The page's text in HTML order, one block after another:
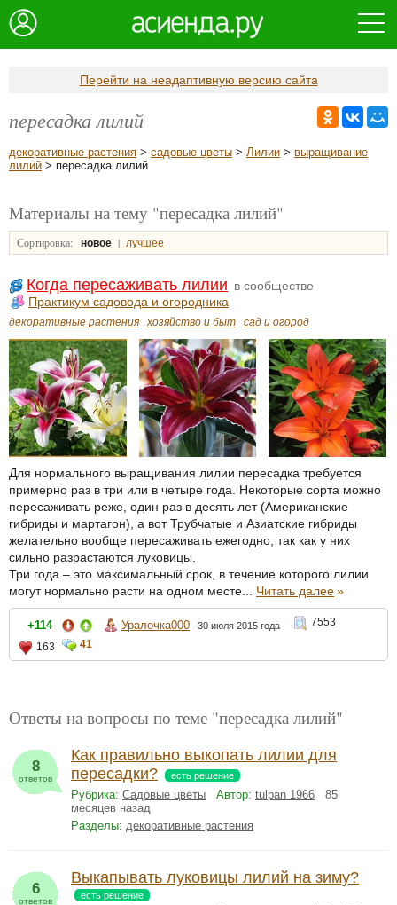
Перейти на неадаптивную версию сайта
пересадка лилий
декоративные растения > садовые цветы > Лилии > выращивание
лилий > пересадка лилий
Материалы на тему "пересадка лилий"
Сортировка: новое | лучшее
Когда пересаживать лилии в сообществе
Практикум садовода и огородника
декоративные растения хозяйство и быт сад и огород
Для нормального выращивания лилии пересадка требуется
примерно раз в три или в четыре года. Некоторые сорта можно
пересаживать реже, один раз в десять лет (Американские
гибриды и мартагон), а вот Трубчатые и Азиатские гибриды
желательно вообще пересаживать ежегодно, так как у них
сильно разрастаются луковицы.
Три года – это максимальный срок, в течение которого лилии
могут нормально расти на одном месте... Читать далее»
+114 Уралочка000 30 июля 2015 года
7553
163
41
Ответы на вопросы по теме "пересадка лилий"
8
ответов
Как правильно выкопать лилии для
пересадки?
есть решение
Рубрика: Садовые цветы Автор: tulpan 1966 85
месяцев назад
Разделы: декоративные растения
6
ответов
Выкапывать луковицы лилий на зиму?
есть решение